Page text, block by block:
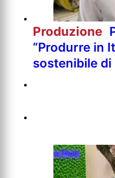
Produzione
“Produrre in
sostenibile di